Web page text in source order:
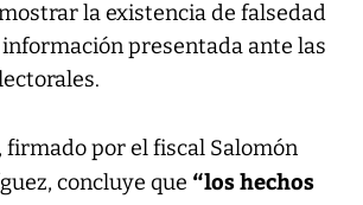
la existencia de falsedad
presentada ante las
firmado por el fiscal Salomón
concluye que “los hechos